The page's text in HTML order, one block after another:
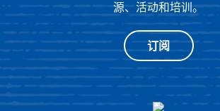
源、活动和培训。
订阅